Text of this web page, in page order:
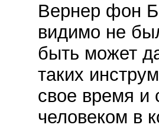
Вернер фон
видимо не
быть может
таких
свое время и
человеком в